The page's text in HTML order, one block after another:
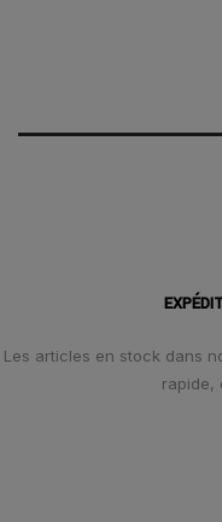
Les articles en stock dans
rapide,